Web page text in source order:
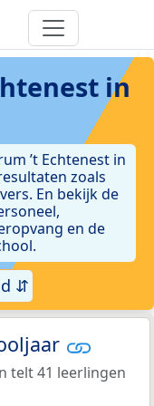
in
’t Echtenest in
zoals
En bekijk de
en de
⇵
telt 41 leerlingen